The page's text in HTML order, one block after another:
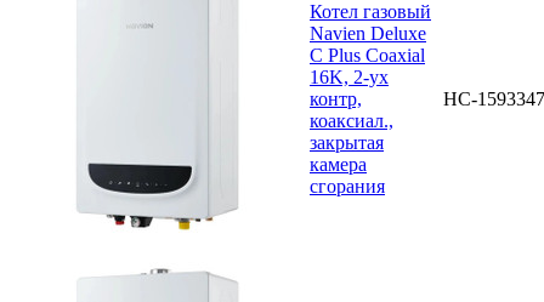
Котел газовый
Navien Deluxe
C Plus Coaxial
16K, 2-ух
контр,
коаксиал.,
закрытая
камера
сгорания
НС-1593347